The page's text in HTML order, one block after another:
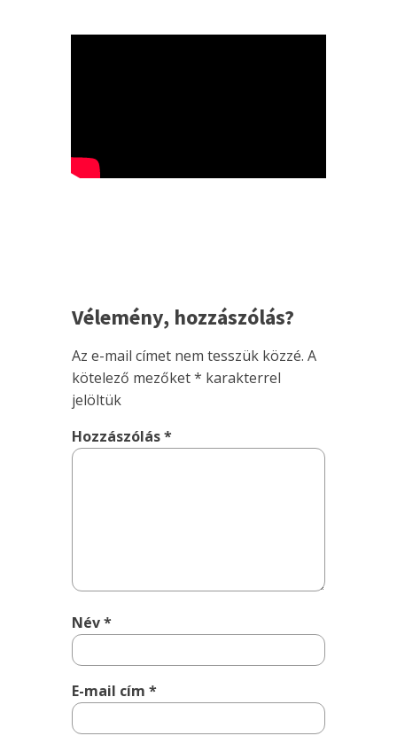
Vélemény, hozzászólás?
Az e-mail címet nem tesszük közzé. A
kötelező mezőket* karakterrel
jelöltük
Hozzászólás*
Név*
E-mail cím*